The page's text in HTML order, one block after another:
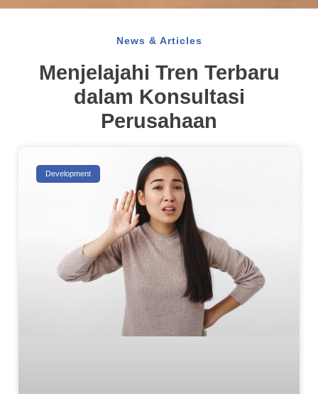
News & Articles
Menjelajahi Tren Terbaru
dalam Konsultasi
Perusahaan
Development